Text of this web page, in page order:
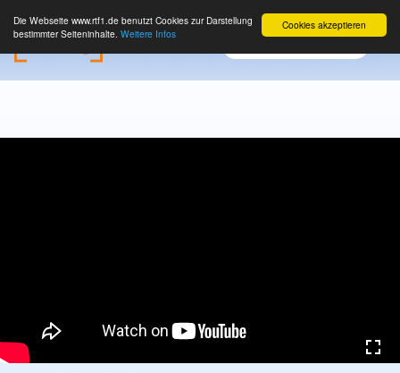
Cookies akzeptieren
Die Webseite www.rtf1.de benutzt Cookies zur Darstellung
bestimmter Seiteninhalte. Weitere Infos